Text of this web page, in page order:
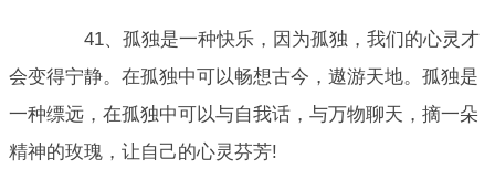
41、孤独是一种快乐，因为孤独，我们的心灵才
会变得宁静。在孤独中可以畅想古今，遨游天地。孤独是
一种缥远，在孤独中可以与自我话，与万物聊天，摘一朵
精神的玫瑰，让自己的心灵芬芳!